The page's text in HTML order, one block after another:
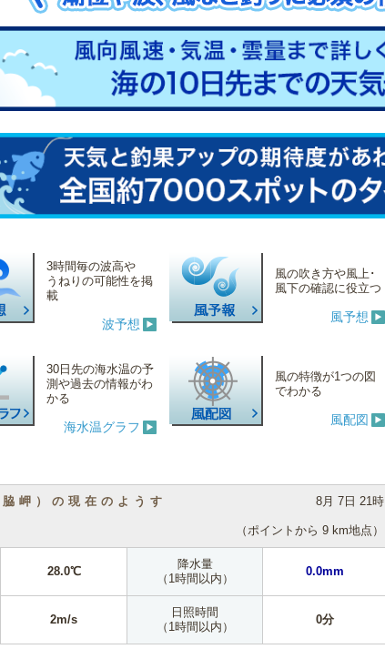
3時間毎の波高や
うねりの可能性を掲
載
波予想
風の吹き方や風上･
風下の確認に役立つ
風予想
30日先の海水温の予
測や過去の情報がわ
かる
海水温グラフ
風の特徴が1つの図
でわかる
風配図
岬）の現在のようす 8月 7日 21時
（ポイントから 9 km地点）
28.0℃
降水量
（1時間以内）
0.0mm
2m/s
日照時間
（1時間以内）
0分